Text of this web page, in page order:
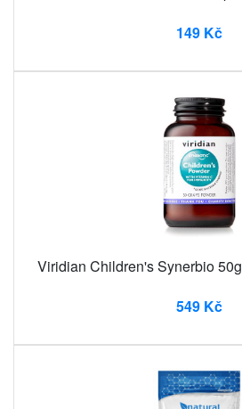
149 Kč
Viridian Children's Synerbio
549 Kč